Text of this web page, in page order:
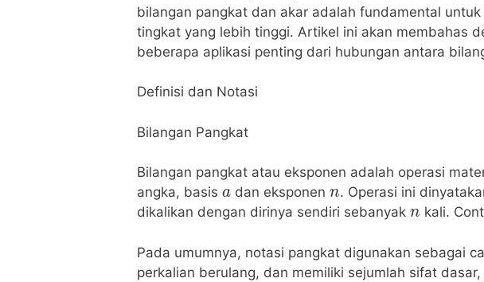
bilangan pangkat dan akar adalah fundamental
tingkat yang lebih tinggi. Artikel ini akan membahas
beberapa aplikasi penting dari hubungan antara
Definisi dan Notasi
Bilangan Pangkat
Bilangan pangkat atau eksponen adalah operasi
angka, basis
a
dan eksponen
n
. Operasi ini
dikalikan dengan dirinya sendiri sebanyak
n
kali.
Pada umumnya, notasi pangkat digunakan sebagai
perkalian berulang, dan memiliki sejumlah sifat